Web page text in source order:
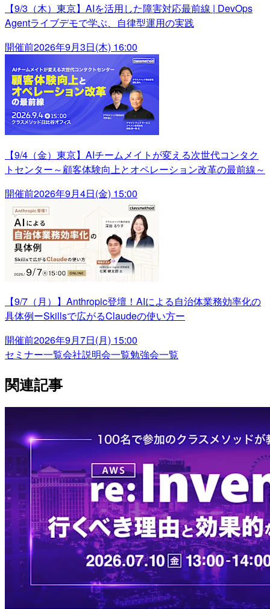
【9/3（木）東京】AIを活用した障害対応最前線 | DevOps
Agentライブデモで学ぶ、自律型運用の実践
開催前2026年9月3日(木) 16:00
【9/4（金）東京】AIチームメイトが変える次世代コンタク
トセンター～顧客体験向上とオペレーション改革の最前線～
開催前2026年9月4日(金) 15:00
【9/7（月）】Anthropic登壇！AIによる自治体業務効率化の
具体例ーSkillsで広がるClaudeの使い方ー
開催前2026年9月7日(月) 15:00
セミナー一覧会社説明会一覧勉強会一覧
関連記事